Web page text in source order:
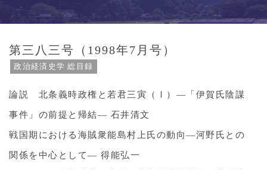
第三八三号（1998年7月号）
政治経済史学 総目録
論説 北条義時政権と若君三寅（Ⅰ）―「伊賀氏陰謀
事件」の前提と帰結― 石井清文
戦国期における海賊衆能島村上氏の動向―河野氏との
関係を中心として― 得能弘一